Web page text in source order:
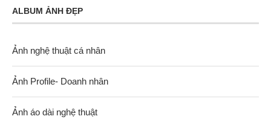
ALBUM ẢNH ĐẸP
Ảnh nghệ thuật cá nhân
Ảnh Profile- Doanh nhân
Ảnh áo dài nghệ thuật